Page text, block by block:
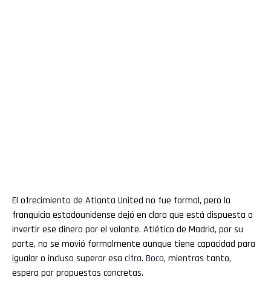
El ofrecimiento de Atlanta United no fue formal, pero la
franquicia estadounidense dejó en claro que está dispuesta a
invertir ese dinero por el volante. Atlético de Madrid, por su
parte, no se movió formalmente aunque tiene capacidad para
igualar o incluso superar esa cifra. Boca, mientras tanto,
espera por propuestas concretas.